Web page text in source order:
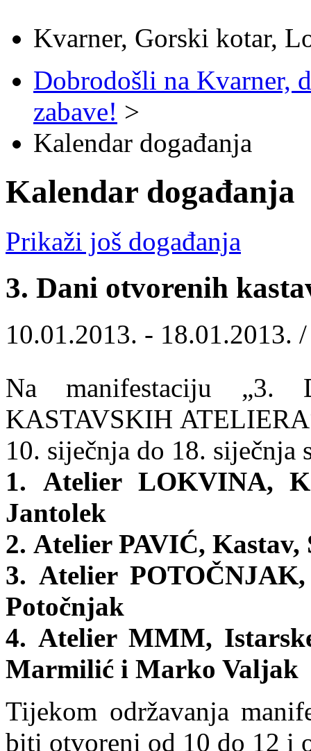
Kvarner, Gorski kotar,
Dobrodošli na Kvarner,
zabave! >
Kalendar događanja
Kalendar događanja
Prikaži još događanja
3. Dani otvorenih
10.01.2013. - 18.01.2013.
Na manifestaciju „3.
KASTAVSKIH
10. siječnja do 18. siječnja
1. Atelier LOKVINA,
Jantolek
2. Atelier PAVIĆ, Kastav,
3. Atelier
Potočnjak
4. Atelier MMM,
Marmilić i Marko Valjak
Tijekom održavanja
biti otvoreni od 10 do 12 i